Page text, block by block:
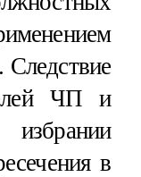
Следствие
ЧП и
в